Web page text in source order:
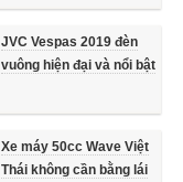
JVC Vespas 2019 đèn
vuông hiện đại và nổi bật
Xe máy 50cc Wave Việt
Thái không cần bằng lái